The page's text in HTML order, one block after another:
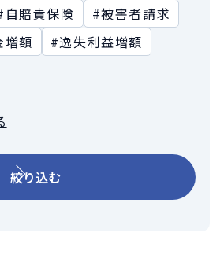
自賠責保険
#被害者請求
増額
#逸失利益増額
絞り込む